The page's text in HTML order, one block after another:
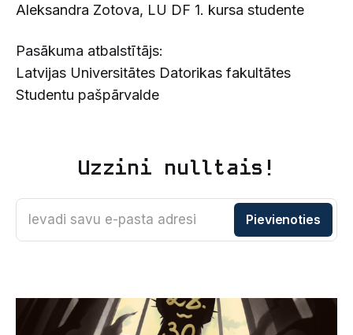
Aleksandra Zotova, LU DF 1. kursa studente
Pasākuma atbalstītājs:
Latvijas Universitātes Datorikas fakultātes
Studentu pašpārvalde
Uzzini nulltais!
Ievadi savu e-pasta adresi Pievienoties